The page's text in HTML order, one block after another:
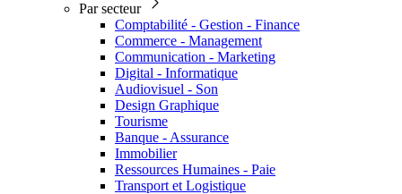
Par secteur
Comptabilité - Gestion - Finance
Commerce - Management
Communication - Marketing
Digital - Informatique
Audiovisuel - Son
Design Graphique
Tourisme
Banque - Assurance
Immobilier
Ressources Humaines - Paie
Transport et Logistique